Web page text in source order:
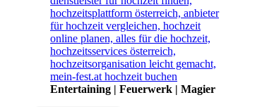
Entertaining | Feuerwerk | Magier